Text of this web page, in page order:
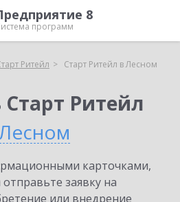
8
программ
Ритейл Старт Ритейл в Лесном
Старт Ритейл
карточками,
заявку на
или внедрение